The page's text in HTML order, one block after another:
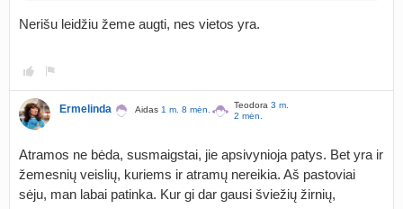
Nerišu leidžiu žeme augti, nes vietos yra.
Ermelinda Aidas 1 m. 8 mėn. Teodora 3 m.
2 mėn.
Atramos ne bėda, susmaigstai, jie apsivynioja patys. Bet yra ir
žemesnių veislių, kuriems ir atramų nereikia. Aš pastoviai
sėju, man labai patinka. Kur gi dar gausi šviežių žirnių,